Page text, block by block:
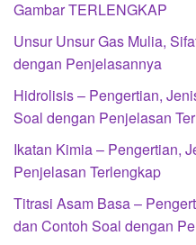
Gambar TERLENGKAP
Unsur Unsur Gas Mulia,
dengan Penjelasannya
Hidrolisis – Pengertian,
Soal dengan Penjelasan
Ikatan Kimia – Pengertian,
Penjelasan Terlengkap
Titrasi Asam Basa –
dan Contoh Soal dengan